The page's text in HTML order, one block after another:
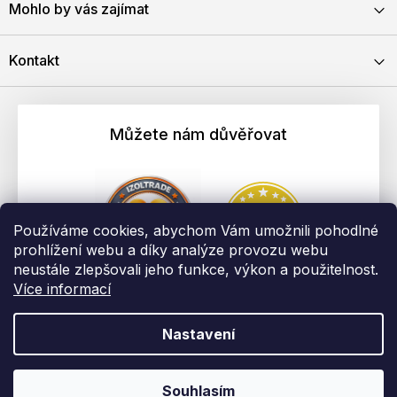
Používáme cookies, abychom Vám umožnili pohodlné
prohlížení webu a díky analýze provozu webu
neustále zlepšovali jeho funkce, výkon a použitelnost.
Více informací
Nastavení
Souhlasím
Mohlo by vás zajímat
Kontakt
Můžete nám důvěřovat
Vytvořil Shoptet